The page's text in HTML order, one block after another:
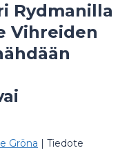
Rydmanilla
Vihreiden
Gröna | Tiedote